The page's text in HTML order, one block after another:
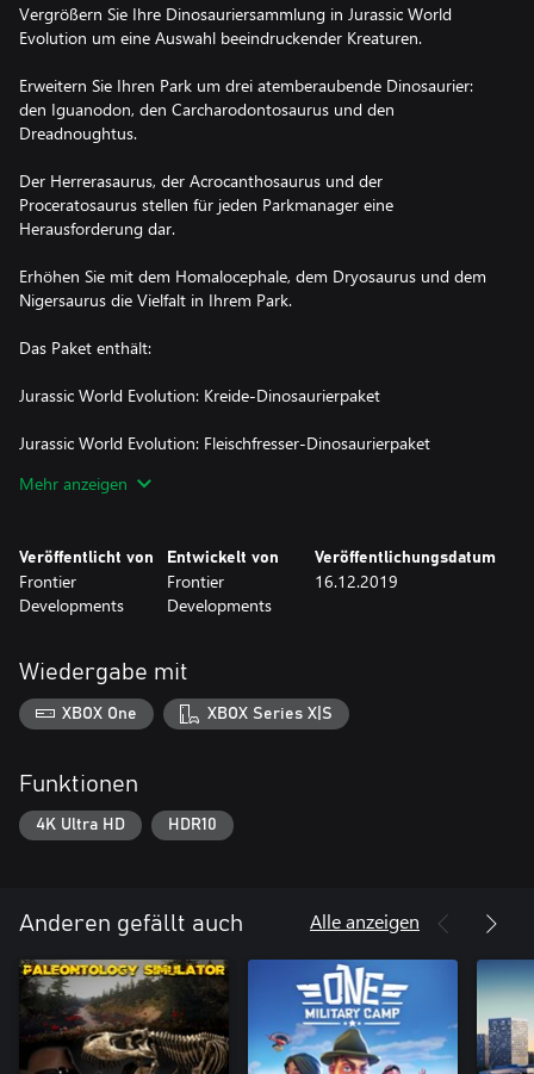
Vergrößern Sie Ihre Dinosauriersammlung in Jurassic World
Evolution um eine Auswahl beeindruckender Kreaturen.
Erweitern Sie Ihren Park um drei atemberaubende Dinosaurier:
den Iguanodon, den Carcharodontosaurus und den
Dreadnoughtus.
Der Herrerasaurus, der Acrocanthosaurus und der
Proceratosaurus stellen für jeden Parkmanager eine
Herausforderung dar.
Erhöhen Sie mit dem Homalocephale, dem Dryosaurus und dem
Nigersaurus die Vielfalt in Ihrem Park.
Das Paket enthält:
Jurassic World Evolution: Kreide-Dinosaurierpaket
Jurassic World Evolution: Fleischfresser-Dinosaurierpaket
Mehr anzeigen
Veröffentlicht von
Frontier
Developments
Entwickelt von
Frontier
Developments
Veröffentlichungsdatum
16.12.2019
Wiedergabe mit
XBOX One XBOX Series X|S
Funktionen
4K Ultra HD HDR10
Anderen gefällt auch Alle anzeigen